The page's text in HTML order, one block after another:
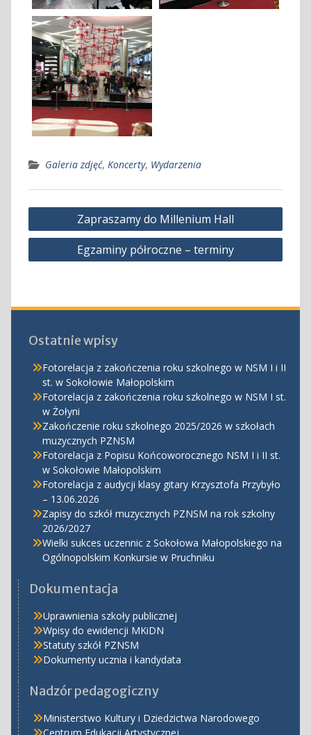
Galeria zdjęć, Koncerty, Wydarzenia
Nawigacja
wpisu
Zapraszamy do Millenium Hall
Egzaminy półroczne – terminy
Ostatnie wpisy
Fotorelacja z zakończenia roku szkolnego w NSM I i II
st. w Sokołowie Małopolskim
Fotorelacja z zakończenia roku szkolnego w NSM I st.
w Żołyni
Zakończenie roku szkolnego 2025/2026 w szkołach
muzycznych PZNSM
Fotorelacja z Popisu Końcoworocznego NSM I i II st.
w Sokołowie Małopolskim
Fotorelacja z audycji klasy gitary Krzysztofa Przybyło
– 13.06.2026
Zapisy do szkół muzycznych PZNSM na rok szkolny
2026/2027
Wielki sukces uczennic z Sokołowa Małopolskiego na
Ogólnopolskim Konkursie w Pruchniku
Dokumentacja
Uprawnienia szkoły publicznej
Wpisy do ewidencji MKiDN
Statuty szkół PZNSM
Dokumenty ucznia i kandydata
Nadzór pedagogiczny
Ministerstwo Kultury i Dziedzictwa Narodowego